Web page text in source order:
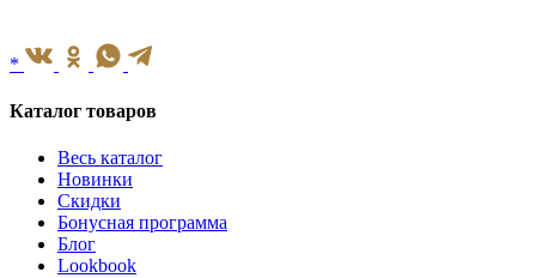
*
Каталог товаров
Весь каталог
Новинки
Скидки
Бонусная программа
Блог
Lookbook